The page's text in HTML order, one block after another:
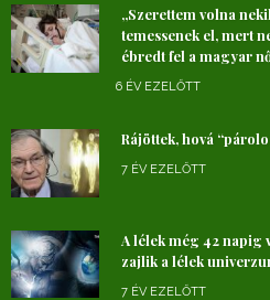
„Szerettem volna
temessenek el, mert
ébredt fel a magyar
6 ÉV EZELŐTT
Rájöttek, hová
7 ÉV EZELŐTT
A lélek még 42 napig
zajlik a lélek
7 ÉV EZELŐTT